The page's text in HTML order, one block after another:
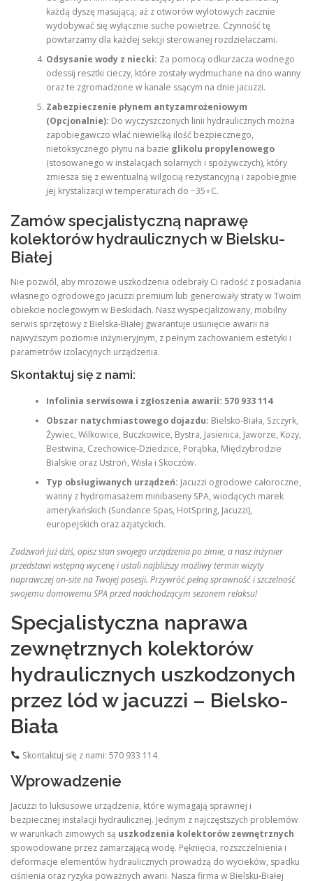
każdą dyszę masującą, aż z otworów wylotowych zacznie
wydobywać się wyłącznie suche powietrze. Czynność tę
powtarzamy dla każdej sekcji sterowanej rozdzielaczami.
Odsysanie wody z niecki: Za pomocą odkurzacza wodnego
odessij resztki cieczy, które zostały wydmuchane na dno wanny
oraz te zgromadzone w kanale ssącym na dnie jacuzzi.
Zabezpieczenie płynem antyzamrożeniowym
(Opcjonalnie): Do wyczyszczonych linii hydraulicznych można
zapobiegawczo wlać niewielką ilość bezpiecznego,
nietoksycznego płynu na bazie glikolu propylenowego
(stosowanego w instalacjach solarnych i spożywczych), który
zmiesza się z ewentualną wilgocią rezystancyjną i zapobiegnie
jej krystalizacji w temperaturach do −35∘C.
Zamów specjalistyczną naprawę
kolektorów hydraulicznych w Bielsku-
Białej
Nie pozwól, aby mrozowe uszkodzenia odebrały Ci radość z posiadania
własnego ogrodowego jacuzzi premium lub generowały straty w Twoim
obiekcie noclegowym w Beskidach. Nasz wyspecjalizowany, mobilny
serwis sprzętowy z Bielska-Białej gwarantuje usunięcie awarii na
najwyższym poziomie inżynieryjnym, z pełnym zachowaniem estetyki i
parametrów izolacyjnych urządzenia.
Skontaktuj się z nami:
Infolinia serwisowa i zgłoszenia awarii: 570 933 114
Obszar natychmiastowego dojazdu: Bielsko-Biała, Szczyrk,
Żywiec, Wilkowice, Buczkowice, Bystra, Jasienica, Jaworze, Kozy,
Bestwina, Czechowice-Dziedzice, Porąbka, Międzybrodzie
Bialskie oraz Ustroń, Wisła i Skoczów.
Typ obsługiwanych urządzeń: Jacuzzi ogrodowe całoroczne,
wanny z hydromasażem minibaseny SPA, wiodących marek
amerykańskich (Sundance Spas, HotSpring, Jacuzzi),
europejskich oraz azjatyckich.
Zadzwoń już dziś, opisz stan swojego urządzenia po zimie, a nasz inżynier
przedstawi wstępną wycenę i ustali najbliższy możliwy termin wizyty
naprawczej on-site na Twojej posesji. Przywróć pełną sprawność i szczelność
swojemu domowemu SPA przed nadchodzącym sezonem relaksu!
Specjalistyczna naprawa
zewnętrznych kolektorów
hydraulicznych uszkodzonych
przez lód w jacuzzi – Bielsko-
Biała
Skontaktuj się z nami: 570 933 114
Wprowadzenie
Jacuzzi to luksusowe urządzenia, które wymagają sprawnej i
bezpiecznej instalacji hydraulicznej. Jednym z najczęstszych problemów
w warunkach zimowych są uszkodzenia kolektorów zewnętrznych
spowodowane przez zamarzającą wodę. Pęknięcia, rozszczelnienia i
deformacje elementów hydraulicznych prowadzą do wycieków, spadku
ciśnienia oraz ryzyka poważnych awarii. Nasza firma w Bielsku-Białej